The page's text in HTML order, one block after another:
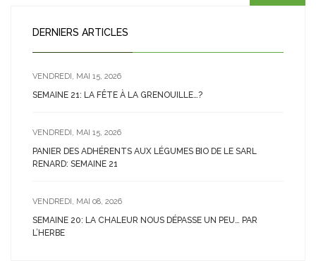
DERNIERS ARTICLES
VENDREDI, MAI 15, 2026
SEMAINE 21: LA FÊTE À LA GRENOUILLE…?
VENDREDI, MAI 15, 2026
PANIER DES ADHÉRENTS AUX LÉGUMES BIO DE LE SARL
RENARD: SEMAINE 21
VENDREDI, MAI 08, 2026
SEMAINE 20: LA CHALEUR NOUS DÉPASSE UN PEU… PAR
L’HERBE